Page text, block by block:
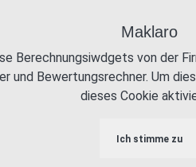
Maklaro
Berechnungsiwdgets von der
und Bewertungsrechner. Um
dieses Cookie
Ich stimme zu